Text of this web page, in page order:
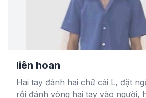
liên hoan
Hai tay đánh hai chữ cái L, đặt
rồi đánh vòng hai tay vào người,